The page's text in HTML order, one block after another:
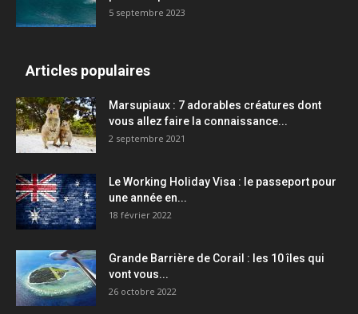
5 septembre 2023
Articles populaires
Marsupiaux : 7 adorables créatures dont
vous allez faire la connaissance...
2 septembre 2021
Le Working Holiday Visa : le passeport pour
une année en...
18 février 2022
Grande Barrière de Corail : les 10 îles qui
vont vous...
26 octobre 2022